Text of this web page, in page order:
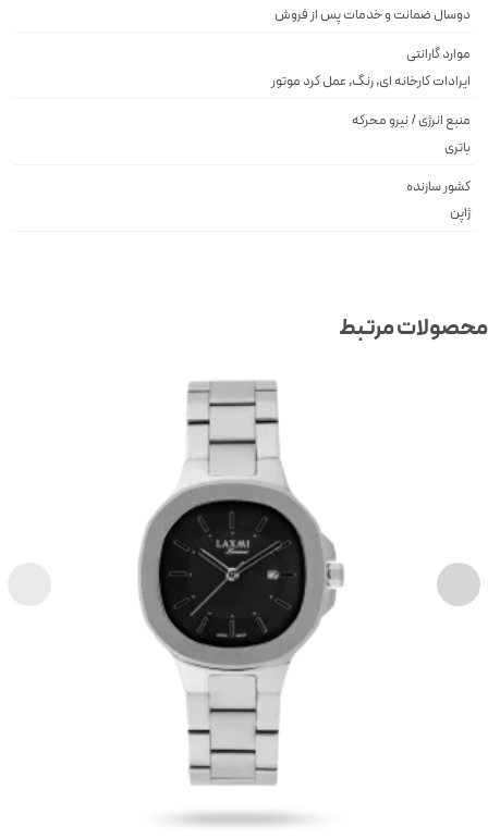
دوسال ضمانت و خدمات پس از فروش
موارد گارانتی
ایرادات کارخانه ای, رنگ, عمل کرد موتور
منبع انرژی / نیرو محرکه
باتری
کشور سازنده
ژاپن
مرتبط